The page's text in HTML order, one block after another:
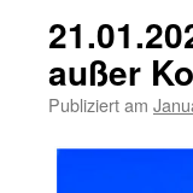
außer
Publiziert am